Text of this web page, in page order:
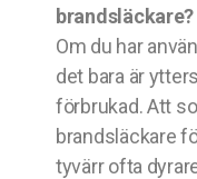
brandsläckare?
Om du har
det bara är
förbrukad. Att
brandsläckare
tyvärr ofta